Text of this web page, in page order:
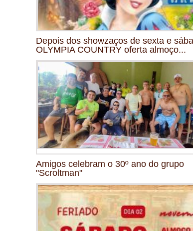
Depois dos showzaços de sexta e
OLYMPIA COUNTRY oferta almoço...
Amigos celebram o 30º ano do grupo
"Scroltman"